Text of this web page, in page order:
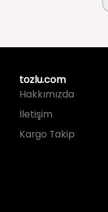
tozlu.com
İletişim
Kargo Takip